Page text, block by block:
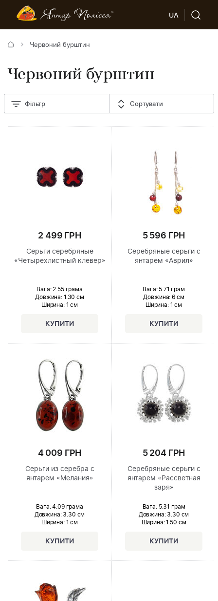
UA
Червоний бурштин
Червоний бурштин
Фільтр Сортувати
2 499 ГРН
Серьги серебряные
«Четырехлистный клевер»
Вага: 2.55 грама
Довжина: 1.30 см
Ширина: 1 см
5 596 ГРН
Серебряные серьги с
янтарем «Аврил»
Вага: 5.71 грам
Довжина: 6 см
Ширина: 1 см
4 009 ГРН
Серьги из серебра с
янтарем «Мелания»
Вага: 4.09 грама
Довжина:3.30 см
Ширина: 1 см
5 204 ГРН
Серебряные серьги с
янтарем «Рассветная
заря»
Вага: 5.31 грам
Довжина:3.30 см
Ширина: 1.50 см